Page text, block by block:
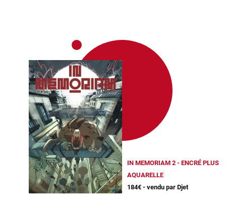
IN MEMORIAM 2 - ENCRÉ PLUS
AQUARELLE
184€ - vendu par Djet